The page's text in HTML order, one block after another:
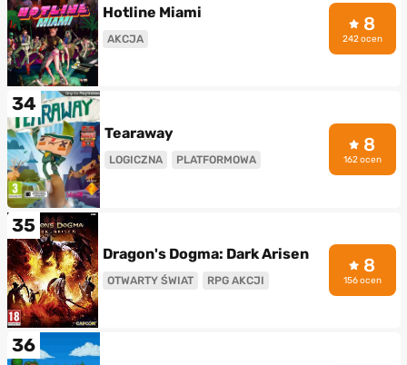
Hotline Miami
AKCJA
8
242 ocen
34
Tearaway
LOGICZNA PLATFORMOWA
8
162 ocen
35
Dragon's Dogma: Dark Arisen
OTWARTY ŚWIAT RPG AKCJI
8
156 ocen
36